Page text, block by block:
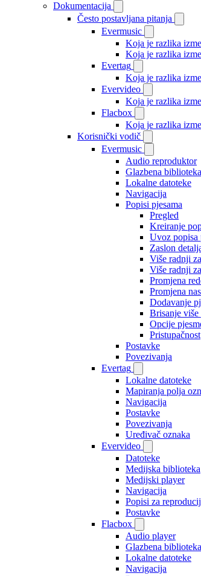
Dokumentacija
Često postavljana pitanja
Evermusic
Koja je razlika
Koja je razlika
Evertag
Koja je razlika
Evervideo
Koja je razlika
Flacbox
Koja je razlika
Korisnički vodič
Evermusic
Audio reproduktor
Glazbena biblioteka
Lokalne datoteke
Navigacija
Popisi pjesama
Pregled
Kreiranje
Uvoz popisa
Zaslon
Više radnji
Više radnji
Promjena
Promjena
Dodavanje
Brisanje više
Opcije
Pristupačnost
Postavke
Povezivanja
Evertag
Lokalne datoteke
Mapiranja polja
Navigacija
Postavke
Povezivanja
Uređivač oznaka
Evervideo
Datoteke
Medijska biblioteka
Medijski player
Navigacija
Popisi za
Postavke
Flacbox
Audio player
Glazbena biblioteka
Lokalne datoteke
Navigacija